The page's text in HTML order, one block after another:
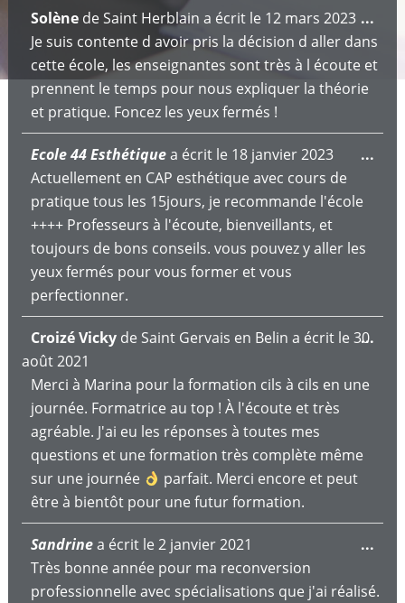
Solène deSaint Herblain a écrit le 12 mars 2023
Je suis contente d avoir pris la décision d aller dans
cette école, les enseignantes sont très à l écoute et
prennent le temps pour nous expliquer la théorie
et pratique. Foncez les yeux fermés !
...
Ecole 44 Esthétiquea écrit le 18 janvier 2023
Actuellement en CAP esthétique avec cours de
pratique tous les 15jours, je recommande l'école
++++ Professeurs à l'écoute, bienveillants, et
toujours de bons conseils. vous pouvez y aller les
yeux fermés pour vous former et vous
perfectionner.
...
Croizé Vicky de Saint Gervais en Belin a écrit le 30
août 2021
Merci à Marina pour la formation cils à cils en une
journée. Formatrice au top ! À l'écoute et très
agréable. J'ai eu les réponses à toutes mes
questions et une formation très complète même
sur une journée
parfait. Merci encore et peut
être à bientôt pour une futur formation.
...
Sandrinea écrit le 2 janvier 2021
Très bonne année pour ma reconversion
professionnelle avec spécialisations que j'ai réalisé.
...